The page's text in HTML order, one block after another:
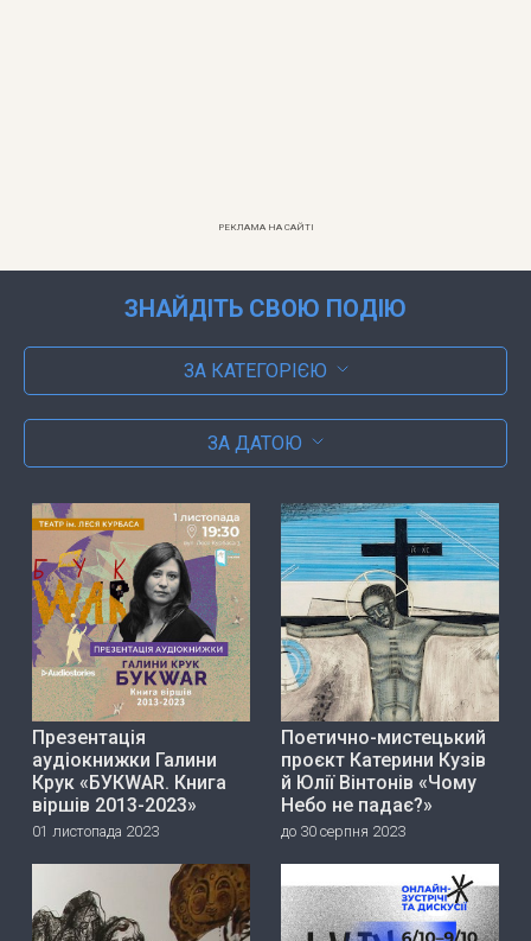
РЕКЛАМА НА САЙТІ
ЗНАЙДІТЬ СВОЮ ПОДІЮ
ЗА КАТЕГОРІЄЮ
ЗА ДАТОЮ
Презентація
аудіокнижки Галини
Крук «БУКWAR. Книга
віршів 2013-2023»
01 листопада 2023
Поетично-мистецький
проєкт Катерини Кузів
й Юлії Вінтонів «Чому
Небо не падає?»
до 30 серпня 2023